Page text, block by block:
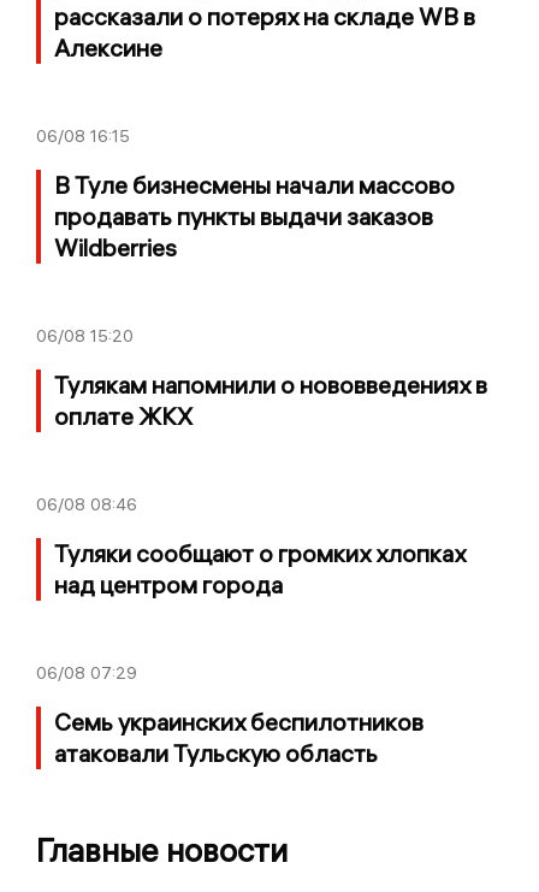
рассказали о потерях на складе WB в
Алексине
06/08 16:15
В Туле бизнесмены начали массово
продавать пункты выдачи заказов
Wildberries
06/08 15:20
Тулякам напомнили о нововведениях в
оплате ЖКХ
06/08 08:46
Туляки сообщают о громких хлопках
над центром города
06/08 07:29
Семь украинских беспилотников
атаковали Тульскую область
Главные новости